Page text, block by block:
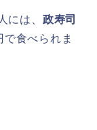
には、 政寿司
食べられま